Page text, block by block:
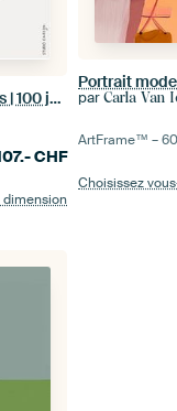
Couleurs de printemps | 100 jours chaque jour 1 dessin
CHF
dimension
par Carla Van
ArtFrame™ –
Choisissez